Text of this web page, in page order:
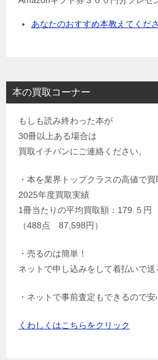
あなたのおすすめ本教えてくだ
本の買取コーナー
もしも読み終わった本が
30冊以上ある場合は
買取イチバンにご連絡ください。
・本を業界トップクラスの高値で買
2025年度買取実績
1冊当たりの平均買取額：179.５円
（488点 87,598円）
・売るのは簡単！
ネットで申し込みをして着払いで送
・ネットで事前査定もできるので安
くわしくはこちらをクリック